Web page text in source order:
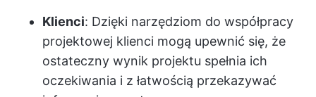
Klienci: Dzięki narzędziom do współpracy
projektowej klienci mogą upewnić się, że
ostateczny wynik projektu spełnia ich
oczekiwania i z łatwością przekazywać